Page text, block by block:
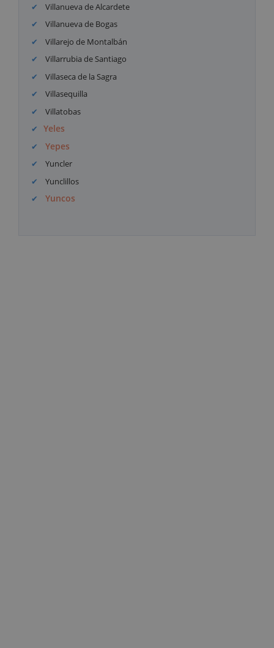
Villanueva de Alcardete
Villanueva de Bogas
Villarejo de Montalbán
Villarrubia de Santiago
Villaseca de la Sagra
Villasequilla
Villatobas
Yeles
Yepes
Yuncler
Yunclillos
Yuncos